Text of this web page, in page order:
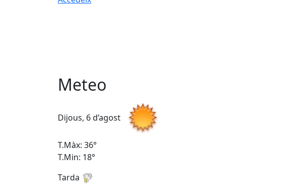
Meteo
Dijous, 6 d’agost
T.Màx: 36°
T.Min: 18°
Tarda